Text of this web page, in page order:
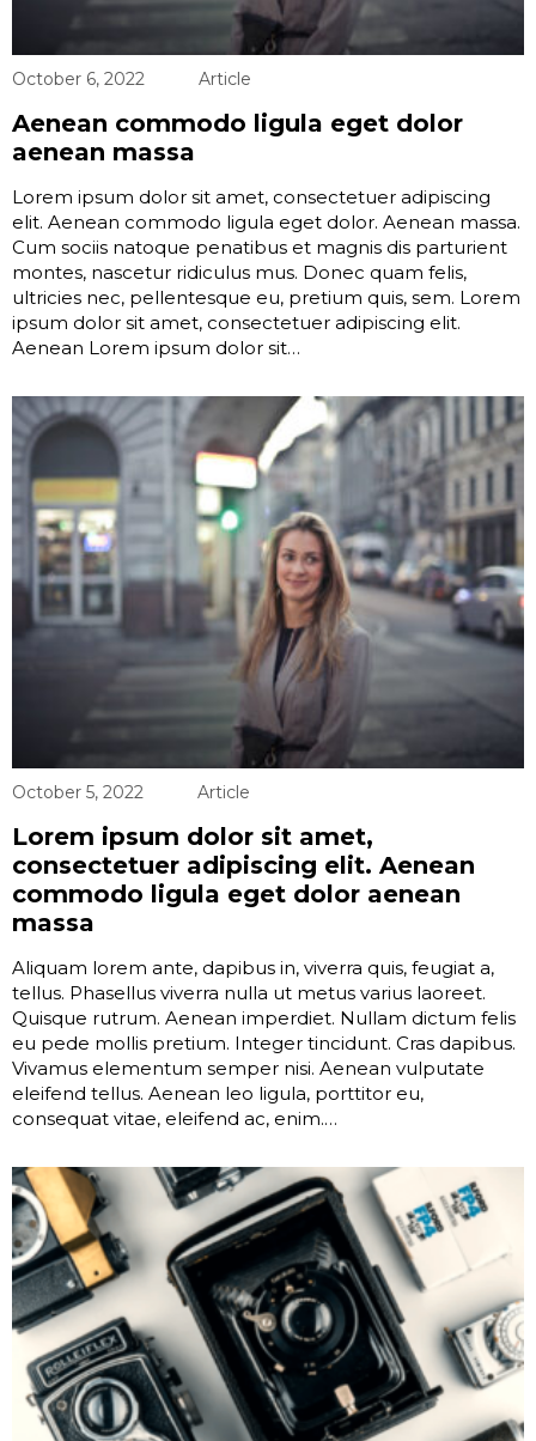
October 6, 2022 Article
Aenean commodo ligula eget dolor
aenean massa
Lorem ipsum dolor sit amet, consectetuer adipiscing
elit. Aenean commodo ligula eget dolor. Aenean massa.
Cum sociis natoque penatibus et magnis dis parturient
montes, nascetur ridiculus mus. Donec quam felis,
ultricies nec, pellentesque eu, pretium quis, sem. Lorem
ipsum dolor sit amet, consectetuer adipiscing elit.
Aenean Lorem ipsum dolor sit…
October 5, 2022 Article
Lorem ipsum dolor sit amet,
consectetuer adipiscing elit. Aenean
commodo ligula eget dolor aenean
massa
Aliquam lorem ante, dapibus in, viverra quis, feugiat a,
tellus. Phasellus viverra nulla ut metus varius laoreet.
Quisque rutrum. Aenean imperdiet. Nullam dictum felis
eu pede mollis pretium. Integer tincidunt. Cras dapibus.
Vivamus elementum semper nisi. Aenean vulputate
eleifend tellus. Aenean leo ligula, porttitor eu,
consequat vitae, eleifend ac, enim.…